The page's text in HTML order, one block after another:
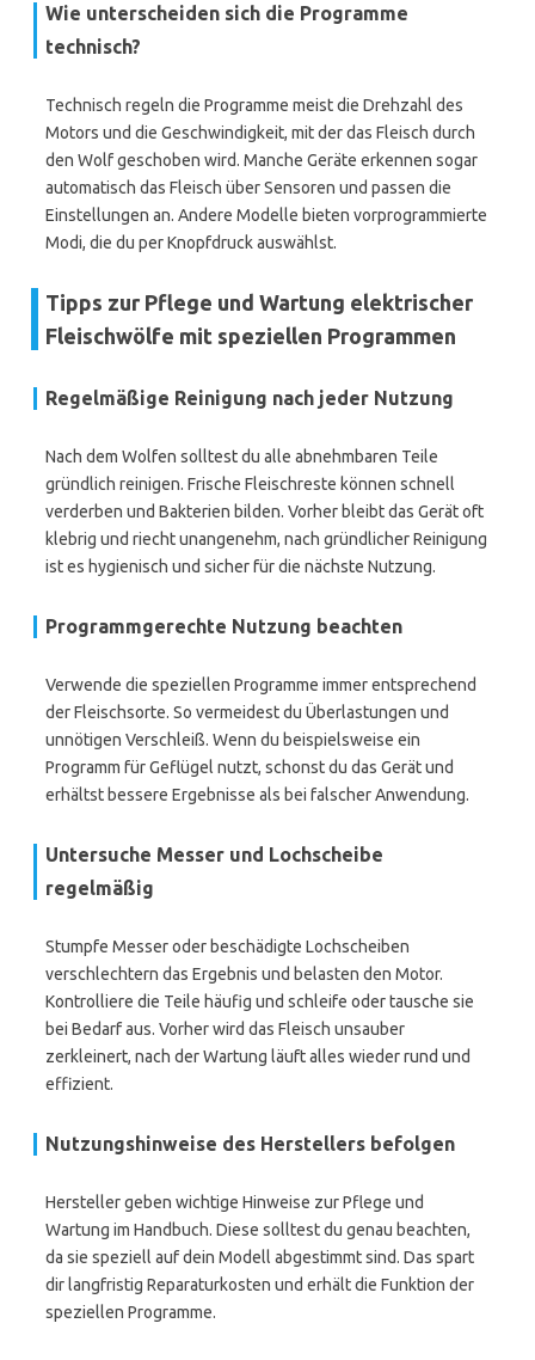
Wie unterscheiden sich die Programme
technisch?
Technisch regeln die Programme meist die Drehzahl des
Motors und die Geschwindigkeit, mit der das Fleisch durch
den Wolf geschoben wird. Manche Geräte erkennen sogar
automatisch das Fleisch über Sensoren und passen die
Einstellungen an. Andere Modelle bieten vorprogrammierte
Modi, die du per Knopfdruck auswählst.
Tipps zur Pflege und Wartung elektrischer
Fleischwölfe mit speziellen Programmen
Regelmäßige Reinigung nach jeder Nutzung
Nach dem Wolfen solltest du alle abnehmbaren Teile
gründlich reinigen. Frische Fleischreste können schnell
verderben und Bakterien bilden. Vorher bleibt das Gerät oft
klebrig und riecht unangenehm, nach gründlicher Reinigung
ist es hygienisch und sicher für die nächste Nutzung.
Programmgerechte Nutzung beachten
Verwende die speziellen Programme immer entsprechend
der Fleischsorte. So vermeidest du Überlastungen und
unnötigen Verschleiß. Wenn du beispielsweise ein
Programm für Geflügel nutzt, schonst du das Gerät und
erhältst bessere Ergebnisse als bei falscher Anwendung.
Untersuche Messer und Lochscheibe
regelmäßig
Stumpfe Messer oder beschädigte Lochscheiben
verschlechtern das Ergebnis und belasten den Motor.
Kontrolliere die Teile häufig und schleife oder tausche sie
bei Bedarf aus. Vorher wird das Fleisch unsauber
zerkleinert, nach der Wartung läuft alles wieder rund und
effizient.
Nutzungshinweise des Herstellers befolgen
Hersteller geben wichtige Hinweise zur Pflege und
Wartung im Handbuch. Diese solltest du genau beachten,
da sie speziell auf dein Modell abgestimmt sind. Das spart
dir langfristig Reparaturkosten und erhält die Funktion der
speziellen Programme.